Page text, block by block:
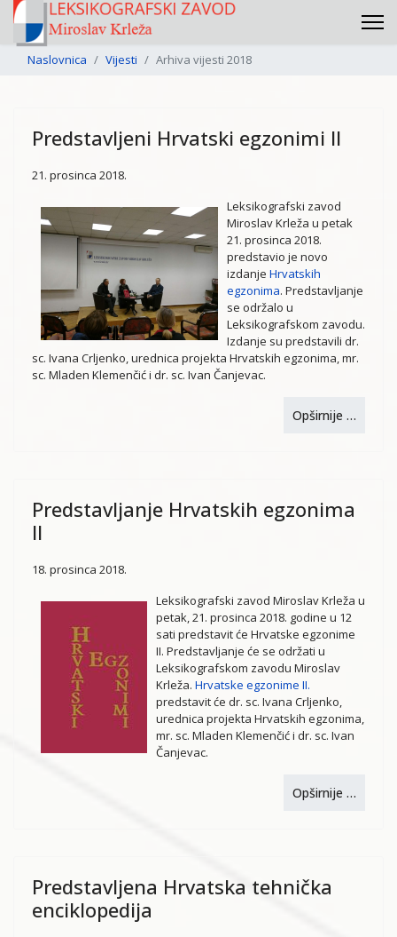
Naslovnica Vijesti Arhiva vijesti 2018
Predstavljeni Hrvatski egzonimi II
21. prosinca 2018.
Leksikografski zavod
Miroslav Krleža u petak
21. prosinca 2018.
predstavio je novo
izdanje Hrvatskih
egzonima. Predstavljanje
se održalo u
Leksikografskom zavodu.
Izdanje su predstavili dr.
sc. Ivana Crljenko, urednica projekta Hrvatskih egzonima, mr.
sc. Mladen Klemenčić i dr. sc. Ivan Čanjevac.
Opširnije …
Predstavljanje Hrvatskih egzonima
II
18. prosinca 2018.
Leksikografski zavod Miroslav Krleža u
petak, 21. prosinca 2018. godine u 12
sati predstavit će Hrvatske egzonime
II. Predstavljanje će se održati u
Leksikografskom zavodu Miroslav
Krleža. Hrvatske egzonime II.
predstavit će dr. sc. Ivana Crljenko,
urednica projekta Hrvatskih egzonima,
mr. sc. Mladen Klemenčić i dr. sc. Ivan
Čanjevac.
Opširnije …
Predstavljena Hrvatska tehnička
enciklopedija